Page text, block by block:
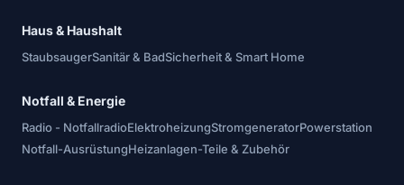
Haus & Haushalt
StaubsaugerSanitär & BadSicherheit & Smart Home
Notfall & Energie
Radio - NotfallradioElektroheizungStromgeneratorPowerstation
Notfall-AusrüstungHeizanlagen-Teile & Zubehör